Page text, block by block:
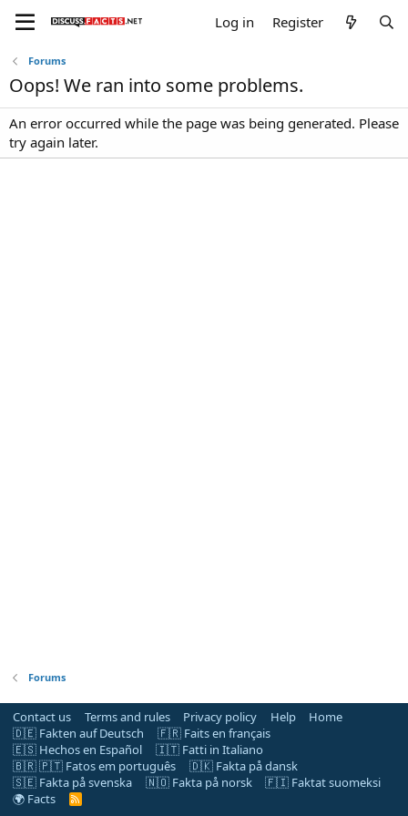
Log in Register
Forums
Oops! We ran into some problems.
An error occurred while the page was being generated. Please
try again later.
Forums
Contact us Terms and rules Privacy policy Help
Home
🇩🇪 Fakten auf Deutsch
🇫🇷 Faits en français
🇪🇸 Hechos en Español
🇮🇹 Fatti in Italiano
🇧🇷 🇵🇹 Fatos em português
🇩🇰 Fakta på dansk
🇸🇪 Fakta på svenska
🇳🇴 Fakta på norsk
🇫🇮 Faktat suomeksi
🌍 Facts
R